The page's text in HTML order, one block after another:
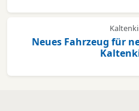
Neues Fahrzeug für